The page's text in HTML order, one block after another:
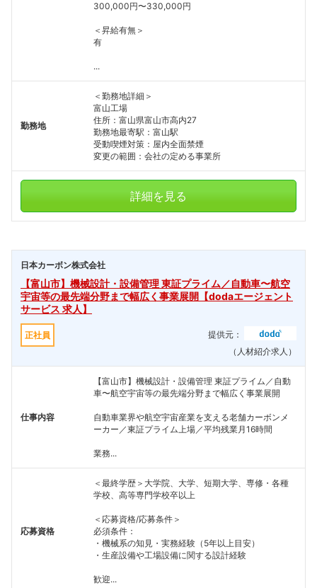
300,000円〜330,000円
＜昇給有無＞
有
...
勤務地
＜勤務地詳細＞
富山工場
住所：富山県富山市高内27
勤務地最寄駅：富山駅
受動喫煙対策：屋内全面禁煙
変更の範囲：会社の定める事業所
詳細を見る
日本カーボン株式会社
【富山市】機械設計・設備管理 東証プライム／自動車〜航空
宇宙等の最先端分野まで幅広く事業展開【dodaエージェント
サービス 求人】
正社員
提供元：
（人材紹介求人）
仕事内容
【富山市】機械設計・設備管理 東証プライム／自動
車〜航空宇宙等の最先端分野まで幅広く事業展開
自動車業界や航空宇宙産業を支える老舗カーボンメ
ーカー／東証プライム上場／平均残業月16時間
業務...
応募資格
＜最終学歴＞大学院、大学、短期大学、専修・各種
学校、高等専門学校卒以上
＜応募資格/応募条件＞
必須条件：
・機械系の知見・実務経験（5年以上目安）
・生産設備や工場設備に関する設計経験
歓迎...